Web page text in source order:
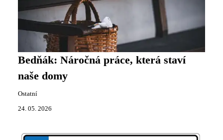
Bedňák: Náročná práce, která staví
naše domy
Ostatní
24. 05. 2026